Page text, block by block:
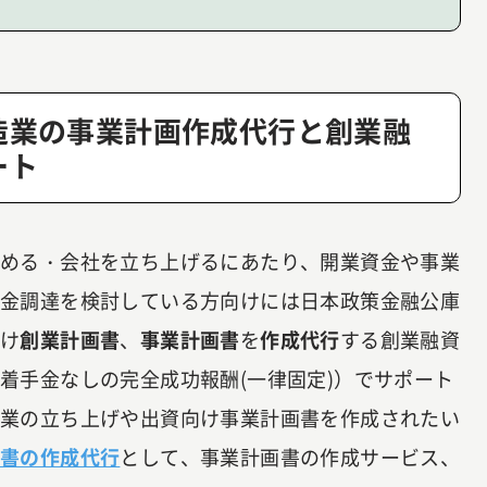
の事業計画作成代行と創業融
る・会社を立ち上げるにあたり、開業資金や事業
調達を検討している方向けには日本政策金融公庫
創業計画書、 事業計画書を作成代行する創業融資
手金なしの完全成功報酬(一律固定)）でサポート
の立ち上げや出資向け事業計画書を作成されたい
の作成代行として、事業計画書の作成サービス、